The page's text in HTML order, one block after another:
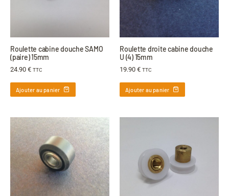
Roulette cabine douche SAMO
(paire) 15mm
24.90 € TTC
Ajouter au panier
Roulette droite cabine douche
U (4) 15mm
19.90 € TTC
Ajouter au panier